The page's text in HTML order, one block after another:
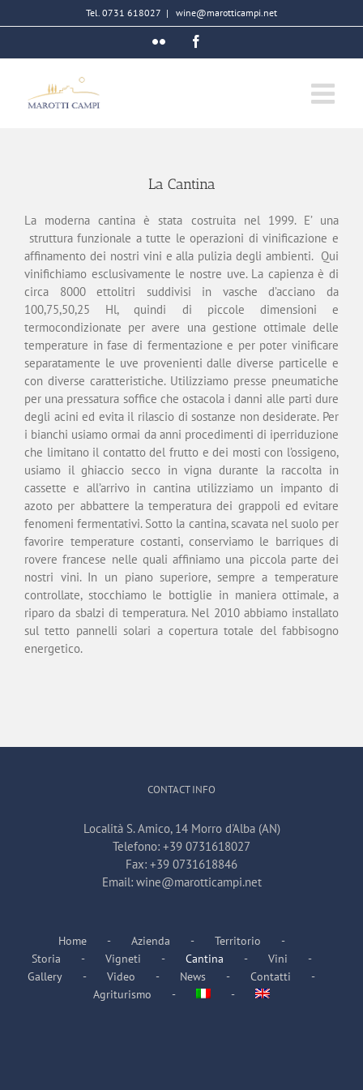
al
Tel. 0731 618027 | wine@marotticampi.net
Flickr
La Cantina
La moderna cantina è stata costruita nel 1999. E’ una
struttura funzionale a tutte le operazioni di vinificazione e
affinamento dei nostri vini e alla pulizia degli ambienti. Qui
vinifichiamo esclusivamente le nostre uve. La capienza è di
circa 8000 ettolitri suddivisi in vasche d’acciano da
100,75,50,25 Hl, quindi di piccole dimensioni e
termocondizionate per avere una gestione ottimale delle
temperature in fase di fermentazione e per poter vinificare
separatamente le uve provenienti dalle diverse particelle e
con diverse caratteristiche. Utilizziamo presse pneumatiche
per una pressatura soffice che ostacola i danni alle parti dure
degli acini ed evita il rilascio di sostanze non desiderate. Per
i bianchi usiamo ormai da anni procedimenti di iperriduzione
che limitano il contatto del frutto e dei mosti con l’ossigeno,
usiamo il ghiaccio secco in vigna durante la raccolta in
cassette e all’arrivo in cantina utilizziamo un impanto di
azoto per abbattere la temperatura dei grappoli ed evitare
fenomeni fermentativi. Sotto la cantina, scavata nel suolo per
favorire temperature costanti, conserviamo le barriques di
rovere francese nelle quali affiniamo una piccola parte dei
nostri vini. In un piano superiore, sempre a temperature
controllate, stocchiamo le bottiglie in maniera ottimale, a
riparo da sbalzi di temperatura. Nel 2010 abbiamo installato
sul tetto pannelli solari a copertura totale del fabbisogno
energetico.
CONTACT INFO
Località S. Amico, 14 Morro d'Alba (AN)
Telefono: +39 0731618027
Fax: +39 0731618846
Email: wine@marotticampi.net
Home Azienda
Territorio
Storia
Vigneti Cantina
Vini
Gallery
Video News
Contatti
Agriturismo